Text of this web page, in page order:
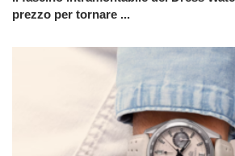
prezzo per tornare ...